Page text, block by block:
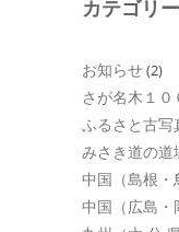
カテゴリー
お知らせ(2)
さが名木１
ふるさと古写
みさき道の道
中国（島根・
中国（広島・